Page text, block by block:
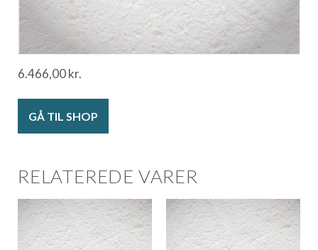
6.466,00kr.
GÅ TIL SHOP
RELATEREDE VARER